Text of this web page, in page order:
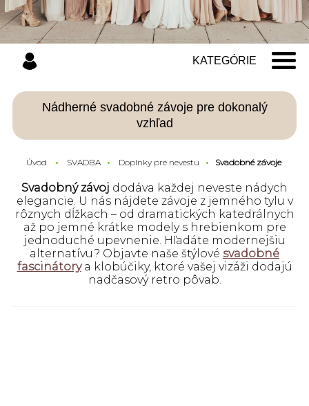
KATEGÓRIE
Nádherné svadobné závoje pre dokonalý
vzhľad
Úvod SVADBA Doplnky pre nevestu Svadobné závoje
Svadobný závoj dodáva každej neveste nádych
elegancie. U nás nájdete závoje z jemného tylu v
rôznych dĺžkach – od dramatických katedrálnych
až po jemné krátke modely s hrebienkom pre
jednoduché upevnenie. Hľadáte modernejšiu
alternatívu? Objavte naše štýlové svadobné
fascinátory a klobúčiky, ktoré vašej vizáži dodajú
nadčasový retro pôvab.